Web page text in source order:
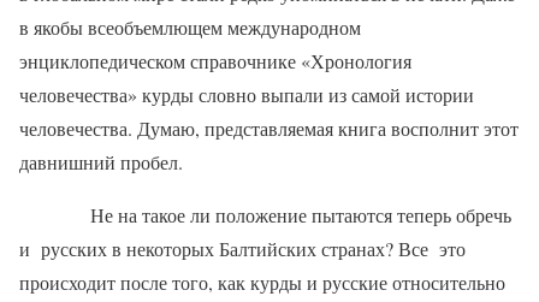
в якобы всеобъемлющем международном
энциклопедическом справочнике «Хронология
человечества» курды словно выпали из самой истории
человечества. Думаю, представляемая книга восполнит этот
давнишний пробел.
Не на такое ли положение пытаются теперь обречь
и русских в некоторых Балтийских странах? Все это
происходит после того, как курды и русские относительно